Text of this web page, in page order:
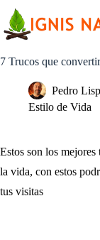
contenido
7 Trucos que
Pedro
Estilo de Vida
Estos son los
la vida, con estos
tus visitas